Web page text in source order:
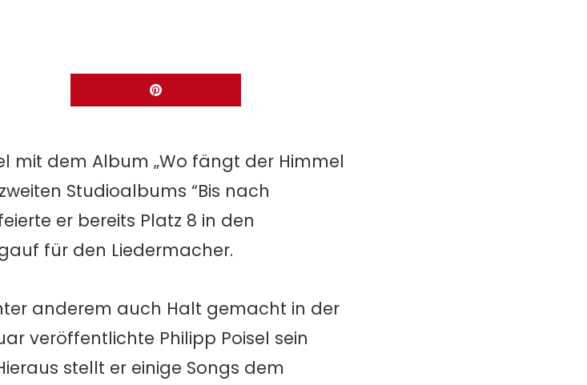
mit dem Album „Wo fängt der Himmel
Studioalbums “Bis nach
er bereits Platz 8 in den
für den Liedermacher.
anderem auch Halt gemacht in der
veröffentlichte Philipp Poisel sein
stellt er einige Songs dem